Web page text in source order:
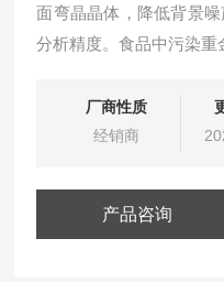
面弯晶晶体，降低背景
分析精度。食品中污染重
厂商性质
经销商
产品咨询